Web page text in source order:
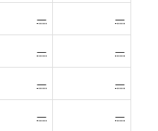
— —
— —
— —
— —